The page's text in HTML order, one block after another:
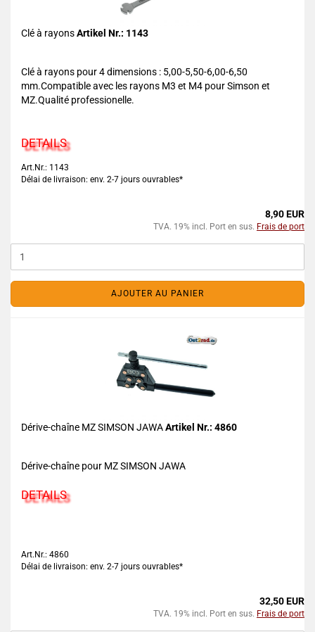
Clé à rayonsArtikel Nr.: 1143
Clé à rayons pour 4 dimensions : 5,00-5,50-6,00-6,50
mm.Compatible avec les rayons M3 et M4 pour Simson et
MZ.Qualité professionelle.
DETAILS
Art.Nr.: 1143
Délai de livraison: env. 2-7 jours ouvrables*
8,90 EUR
TVA. 19% incl. Port en sus. Frais de port
AJOUTER AU PANIER
Dérive-chaîne MZ SIMSON JAWAArtikel Nr.: 4860
Dérive-chaîne pour MZ SIMSON JAWA
DETAILS
Art.Nr.: 4860
Délai de livraison: env. 2-7 jours ouvrables*
32,50 EUR
TVA. 19% incl. Port en sus. Frais de port